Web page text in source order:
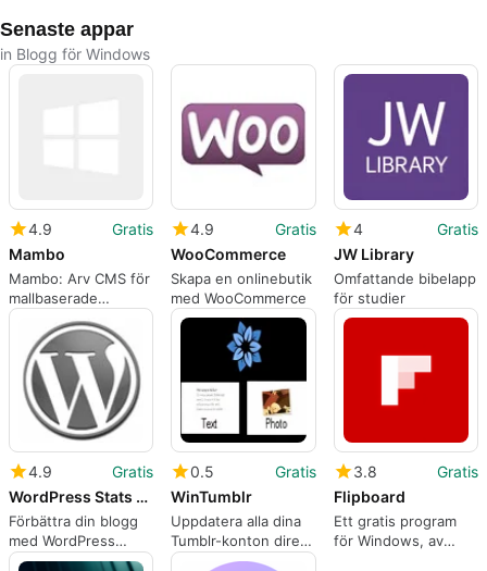
Senaste appar
in Blogg för Windows
4.9
Gratis
Mambo
Mambo: Arv CMS för
mallbaserade
webbplatser och
bloggar
4.9
Gratis
WooCommerce
Skapa en onlinebutik
med WooCommerce
4
Gratis
JW Library
Omfattande bibelapp
för studier
4.9
Gratis
WordPress Stats Plugin
Förbättra din blogg
med WordPress
Stats Plugin
0.5
Gratis
WinTumblr
Uppdatera alla dina
Tumblr-konton direkt
från din skrivbord
3.8
Gratis
Flipboard
Ett gratis program
för Windows, av